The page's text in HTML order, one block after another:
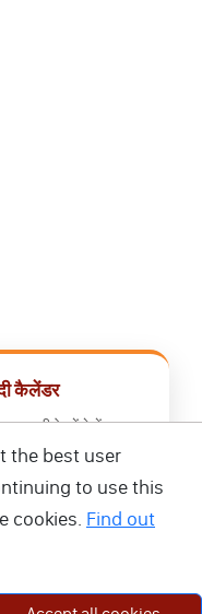
कैलेंडर
एक ही ऐप में देखें।
करें
the best user
to use this
cookies. Find out